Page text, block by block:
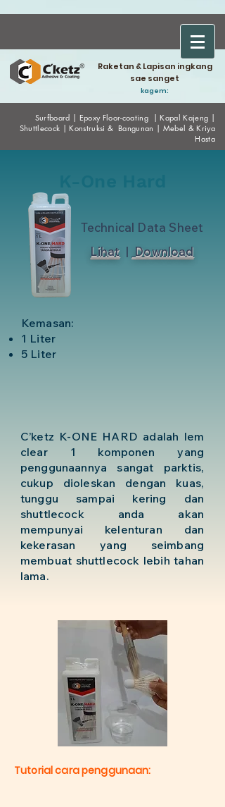
Raketan & Lapisan ingkang
sae sanget
kagem:
Surfboard | Epoxy Floor-coating |Kapal Kajeng |
Shuttlecock |Konstruksi & Bangunan | Mebel & Kriya
Hasta
Kemasan:
1 Liter
5 Liter
Lihat | Download
Technical Data Sheet
C’ketz K-ONE HARD adalah lem
clear 1 komponen yang
penggunaannya sangat parktis,
cukup dioleskan dengan kuas,
tunggu sampai kering dan
shuttlecock anda akan
mempunyai kelenturan dan
kekerasan yang seimbang
membuat shuttlecock lebih tahan
lama.
Tutorial cara penggunaan: